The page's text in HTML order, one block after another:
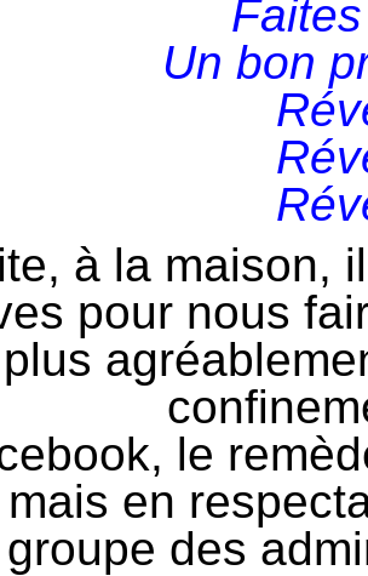
Un bon
à la maison,
pour nous
le
en
groupe des